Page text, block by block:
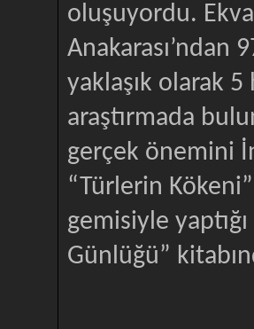
oluşuyordu.
Anakarası’ndan
yaklaşık olarak 5
araştırmada
gerçek önemini
“Türlerin
gemisiyle
Günlüğü”